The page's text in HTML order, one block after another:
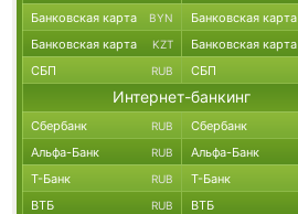
Банковская карта BYN Банковская карта
Банковская карта KZT Банковская карта
СБП RUB СБП
Интернет-банкинг
Сбербанк RUB Сбербанк
Альфа-Банк RUB Альфа-Банк
Т-Банк RUB Т-Банк
ВТБ RUB ВТБ